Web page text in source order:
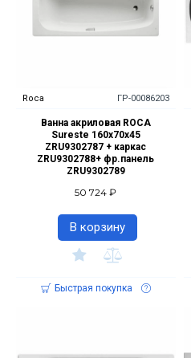
Roca ГР-00086203
Ванна акриловая ROCA
Sureste 160х70х45
ZRU9302787 + каркас
ZRU9302788+ фр.панель
ZRU9302789
50 724 ₽
В корзину
Быстрая покупка